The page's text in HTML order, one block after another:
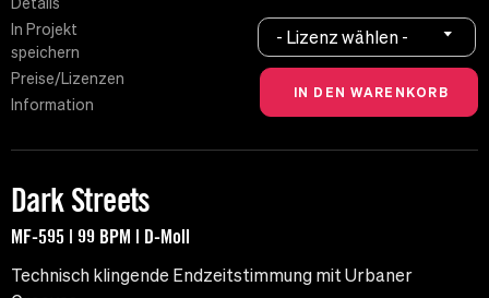
Details
In Projekt
speichern
Preise/Lizenzen
Information
- Lizenz wählen -
Dark Streets
MF-595 | 99 BPM | D-Moll
Technisch klingende Endzeitstimmung mit Urbaner